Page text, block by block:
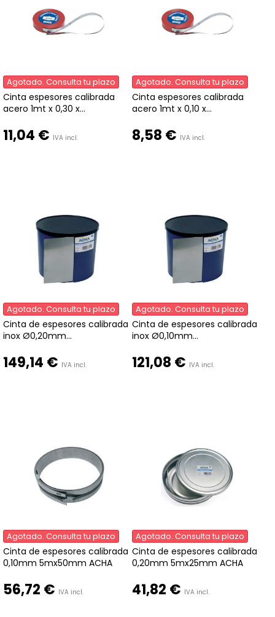
Agotado. Consulta tu plazo
Cinta espesores calibrada
acero 1mt x 0,30 x...
11,04 € IVA incl.
Agotado. Consulta tu plazo
Cinta espesores calibrada
acero 1mt x 0,10 x...
8,58 € IVA incl.
Agotado. Consulta tu plazo
Cinta de espesores calibrada
inox Ø0,20mm...
149,14 € IVA incl.
Agotado. Consulta tu plazo
Cinta de espesores calibrada
inox Ø0,10mm...
121,08 € IVA incl.
Agotado. Consulta tu plazo
Cinta de espesores calibrada
0,10mm 5mx50mm ACHA
56,72 € IVA incl.
Agotado. Consulta tu plazo
Cinta de espesores calibrada
0,20mm 5mx25mm ACHA
41,82 € IVA incl.